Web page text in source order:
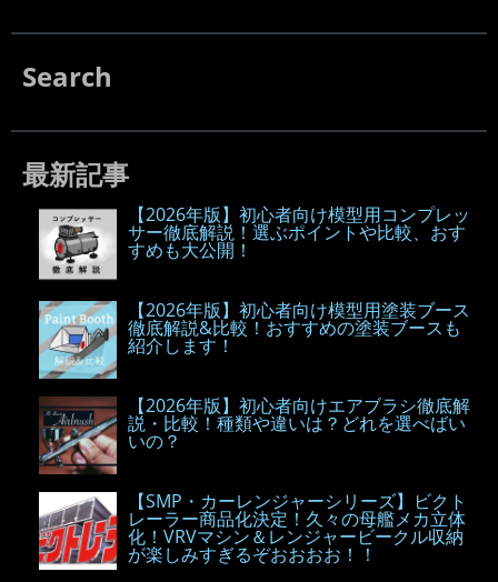
Search
最新記事
【2026年版】初心者向け模型用コンプレッ
サー徹底解説！選ぶポイントや比較、おす
すめも大公開！
【2026年版】初心者向け模型用塗装ブース
徹底解説&比較！おすすめの塗装ブースも
紹介します！
【2026年版】初心者向けエアブラシ徹底解
説・比較！種類や違いは？どれを選べばい
いの？
【SMP・カーレンジャーシリーズ】ビクト
レーラー商品化決定！久々の母艦メカ立体
化！VRVマシン＆レンジャービークル収納
が楽しみすぎるぞおおおお！！